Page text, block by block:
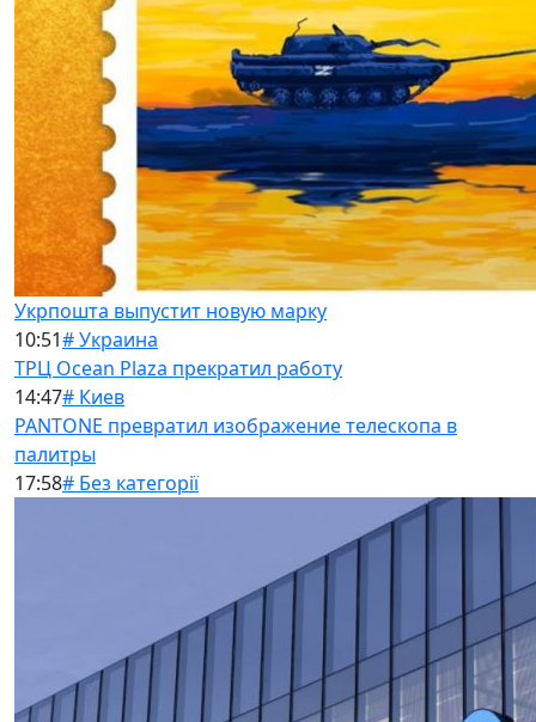
Укрпошта выпустит новую марку
10:51# Украина
ТРЦ Ocean Plaza прекратил работу
14:47# Киев
PANTONE превратил изображение телескопа в
палитры
17:58# Без категорії